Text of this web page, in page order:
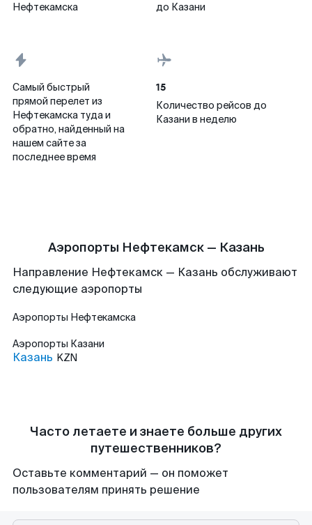
Нефтекамска
до Казани
Самый быстрый
прямой перелет из
Нефтекамска туда и
обратно, найденный на
нашем сайте за
последнее время
15
Количество рейсов до
Казани в неделю
Аэропорты Нефтекамск — Казань
Направление Нефтекамск — Казань обслуживают
следующие аэропорты
Аэропорты Нефтекамска
Аэропорты Казани
Казань KZN
Часто летаете и знаете больше других
путешественников?
Оставьте комментарий — он поможет
пользователям принять решение